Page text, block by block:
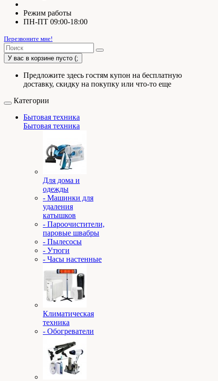
Режим работы
ПН-ПТ 09:00-18:00
Перезвоните мне!
У вас в корзине пусто (;
Предложите здесь гостям купон на бесплатную
доставку, скидку на покупку или что-то еще
Категории
Бытовая техника
Бытовая техника
Для дома и
одежды
- Машинки для
удаления
катышков
- Пароочистители,
паровые швабры
- Пылесосы
- Утюги
- Часы настенные
Климатическая
техника
- Обогреватели